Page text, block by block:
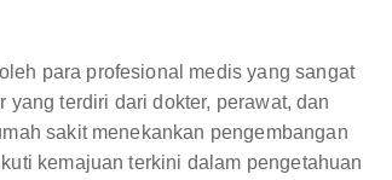
para profesional medis yang sangat
terdiri dari dokter, perawat, dan
sakit menekankan pengembangan
kemajuan terkini dalam pengetahuan